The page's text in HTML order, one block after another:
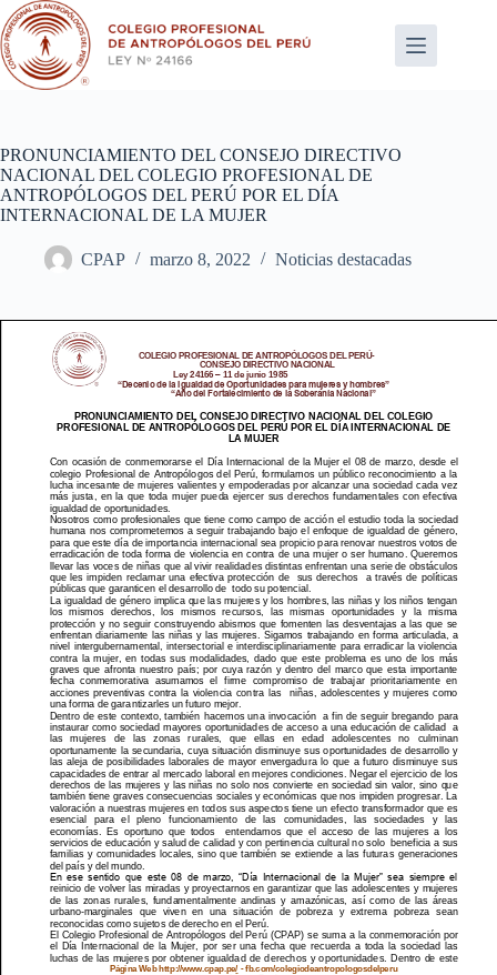
Saltar
al
contenido
PRONUNCIAMIENTO DEL CONSEJO DIRECTIVO
NACIONAL DEL COLEGIO PROFESIONAL DE
ANTROPÓLOGOS DEL PERÚ POR EL DÍA
INTERNACIONAL DE LA MUJER
CPAP marzo 8, 2022 Noticias destacadas